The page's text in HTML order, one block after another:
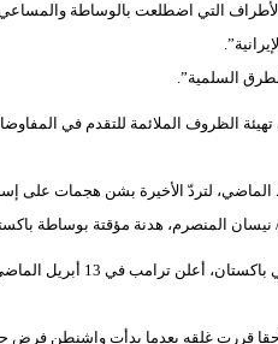
الأطراف التي اضطلعت بالوساطة
السلمية”.
الظروف الملائمة للتقدم في
وإسرائيل حربا على إيران في 28 فبراير/ شباط الماضي، لتردّ
وعقب فشل جولة أولى من